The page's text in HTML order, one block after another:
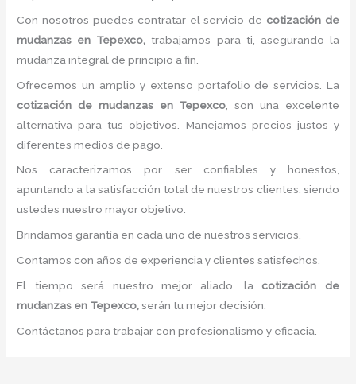
Con nosotros puedes contratar el servicio de cotización de
mudanzas en Tepexco, trabajamos para ti, asegurando la
mudanza integral de principio a fin.
Ofrecemos un amplio y extenso portafolio de servicios. La
cotización de mudanzasen Tepexco , son una excelente
alternativa para tus objetivos. Manejamos precios justos y
diferentes medios de pago.
Nos caracterizamos por ser confiables y honestos,
apuntando a la satisfacción total de nuestros clientes, siendo
ustedes nuestro mayor objetivo.
Brindamos garantía en cada uno de nuestros servicios.
Contamos con años de experiencia y clientes satisfechos.
El tiempo será nuestro mejor aliado, la cotización de
mudanzas en Tepexco,serán tu mejor decisión.
Contáctanos para trabajar con profesionalismo y eficacia.